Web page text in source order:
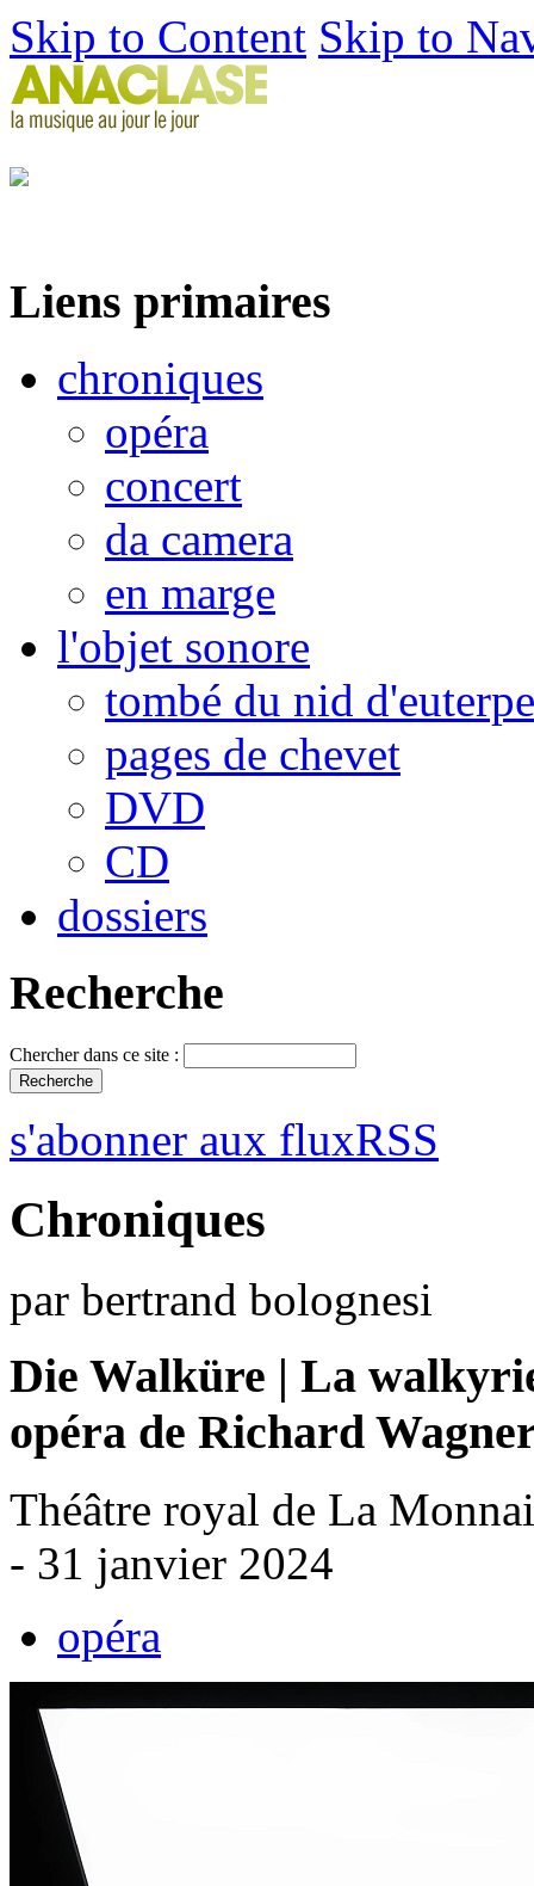
Skip to Content Skip to
Liens primaires
chroniques
opéra
concert
da camera
en marge
l'objet sonore
tombé du nid d'euterpe
pages de chevet
DVD
CD
dossiers
Recherche
Chercher dans ce site :
s'abonner aux fluxRSS
Chroniques
par bertrand bolognesi
Die Walküre | La
opéra de Richard
Théâtre royal de La
- 31 janvier 2024
opéra